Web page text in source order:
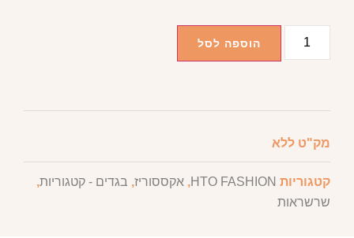
הוספה לסל
מק"ט ללא
קטגוריות HTO FASHION
, אקססוריז, בגדים - קטגוריות,
שרשראות